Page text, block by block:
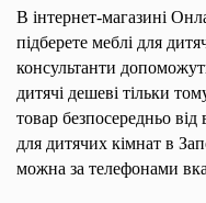
В інтернет-магазині
підберете меблі для
консультанти
дитячі дешеві тільки
товар безпосередньо
для дитячих кімнат в
можна за телефонами